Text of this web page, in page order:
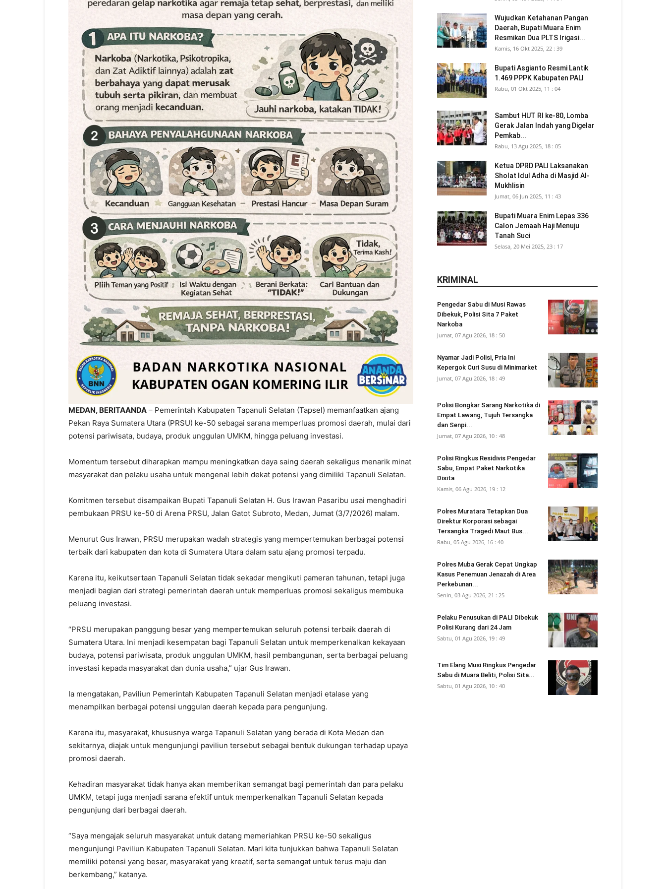
MEDAN, BERITAANDA – Pemerintah Kabupaten Tapanuli Selatan (Tapsel) memanfaatkan ajang
Pekan Raya Sumatera Utara (PRSU) ke-50 sebagai sarana memperluas promosi daerah, mulai dari
potensi pariwisata, budaya, produk unggulan UMKM, hingga peluang investasi.
Momentum tersebut diharapkan mampu meningkatkan daya saing daerah sekaligus menarik minat
masyarakat dan pelaku usaha untuk mengenal lebih dekat potensi yang dimiliki Tapanuli Selatan.
Komitmen tersebut disampaikan Bupati Tapanuli Selatan H. Gus Irawan Pasaribu usai menghadiri
pembukaan PRSU ke-50 di Arena PRSU, Jalan Gatot Subroto, Medan, Jumat (3/7/2026) malam.
Menurut Gus Irawan, PRSU merupakan wadah strategis yang mempertemukan berbagai potensi
terbaik dari kabupaten dan kota di Sumatera Utara dalam satu ajang promosi terpadu.
Karena itu, keikutsertaan Tapanuli Selatan tidak sekadar mengikuti pameran tahunan, tetapi juga
menjadi bagian dari strategi pemerintah daerah untuk memperluas promosi sekaligus membuka
peluang investasi.
“PRSU merupakan panggung besar yang mempertemukan seluruh potensi terbaik daerah di
Sumatera Utara. Ini menjadi kesempatan bagi Tapanuli Selatan untuk memperkenalkan kekayaan
budaya, potensi pariwisata, produk unggulan UMKM, hasil pembangunan, serta berbagai peluang
investasi kepada masyarakat dan dunia usaha,” ujar Gus Irawan.
Ia mengatakan, Paviliun Pemerintah Kabupaten Tapanuli Selatan menjadi etalase yang
menampilkan berbagai potensi unggulan daerah kepada para pengunjung.
Karena itu, masyarakat, khususnya warga Tapanuli Selatan yang berada di Kota Medan dan
sekitarnya, diajak untuk mengunjungi paviliun tersebut sebagai bentuk dukungan terhadap upaya
promosi daerah.
Kehadiran masyarakat tidak hanya akan memberikan semangat bagi pemerintah dan para pelaku
UMKM, tetapi juga menjadi sarana efektif untuk memperkenalkan Tapanuli Selatan kepada
pengunjung dari berbagai daerah.
“Saya mengajak seluruh masyarakat untuk datang memeriahkan PRSU ke-50 sekaligus
mengunjungi Paviliun Kabupaten Tapanuli Selatan. Mari kita tunjukkan bahwa Tapanuli Selatan
memiliki potensi yang besar, masyarakat yang kreatif, serta semangat untuk terus maju dan
berkembang,” katanya.
Wujudkan Ketahanan Pangan
Daerah, Bupati Muara Enim
Resmikan Dua PLTS Irigasi...
Kamis, 16 Okt 2025, 22 : 39
Bupati Asgianto Resmi Lantik
1.469 PPPK Kabupaten PALI
Rabu, 01 Okt 2025, 11 : 04
Sambut HUT RI ke-80, Lomba
Gerak Jalan Indah yang Digelar
Pemkab...
Rabu, 13 Agu 2025, 18 : 05
Ketua DPRD PALI Laksanakan
Sholat Idul Adha di Masjid Al-
Mukhlisin
Jumat, 06 Jun 2025, 11 : 43
Bupati Muara Enim Lepas 336
Calon Jemaah Haji Menuju
Tanah Suci
Selasa, 20 Mei 2025, 23 : 17
KRIMINAL
Pengedar Sabu di Musi Rawas
Dibekuk, Polisi Sita 7 Paket
Narkoba
Jumat, 07 Agu 2026, 18 : 50
Nyamar Jadi Polisi, Pria Ini
Kepergok Curi Susu di Minimarket
Jumat, 07 Agu 2026, 18 : 49
Polisi Bongkar Sarang Narkotika di
Empat Lawang, Tujuh Tersangka
dan Senpi...
Jumat, 07 Agu 2026, 10 : 48
Polisi Ringkus Residivis Pengedar
Sabu, Empat Paket Narkotika
Disita
Kamis, 06 Agu 2026, 19 : 12
Polres Muratara Tetapkan Dua
Direktur Korporasi sebagai
Tersangka Tragedi Maut Bus...
Rabu, 05 Agu 2026, 16 : 40
Polres Muba Gerak Cepat Ungkap
Kasus Penemuan Jenazah di Area
Perkebunan...
Senin, 03 Agu 2026, 21 : 25
Pelaku Penusukan di PALI Dibekuk
Polisi Kurang dari 24 Jam
Sabtu, 01 Agu 2026, 19 : 49
Tim Elang Musi Ringkus Pengedar
Sabu di Muara Beliti, Polisi Sita...
Sabtu, 01 Agu 2026, 10 : 40